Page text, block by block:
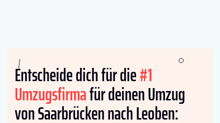
Entscheide dich für die#1
Umzugsfirmafür deinen Umzug
von Saarbrücken nach Leoben: